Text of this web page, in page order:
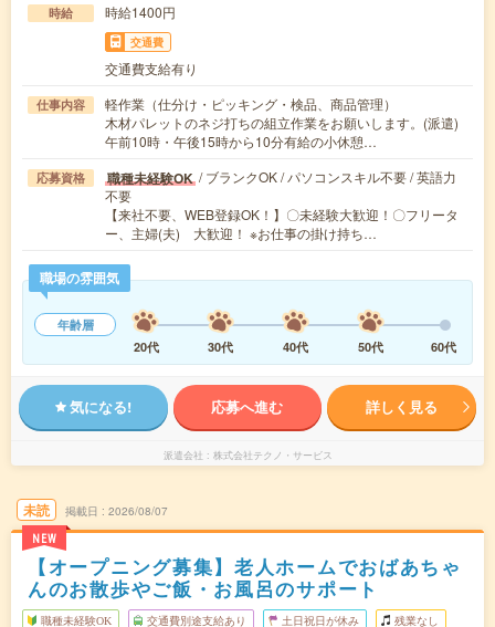
時給 時給1400円
交通費
交通費支給有り
仕事内容
軽作業（仕分け・ピッキング・検品、商品管理）
木材パレットのネジ打ちの組立作業をお願いします。(派遣)
午前10時・午後15時から10分有給の小休憩…
応募資格 職種未経験OK / ブランクOK / パソコンスキル不要 / 英語力
不要
【来社不要、WEB登録OK！】〇未経験大歓迎！〇フリータ
ー、主婦(夫) 大歓迎！ ※お仕事の掛け持ち…
職場の雰囲気
年齢層
20代
30代 40代 50代 60代
気になる! 応募へ進む 詳しく見る
派遣会社 株式会社テクノ・サービス
未読
NEW
掲載日 2026/08/07
【オープニング募集】老人ホームでおばあちゃ
んのお散歩やご飯・お風呂のサポート
職種未経験OK 交通費別途支給あり 土日祝日が休み 残業なし